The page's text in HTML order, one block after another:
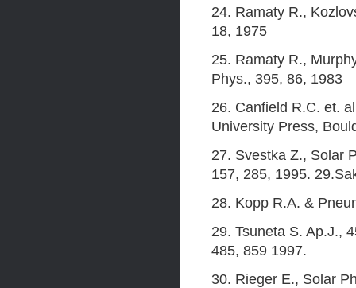
24. Ramaty R.,
18, 1975
25. Ramaty R.,
Phys., 395, 86, 1983
26. Canfield R.C. et.
University Press,
27. Svestka Z., Solar
157, 285, 1995.
28. Kopp R.A. &
29. Tsuneta S. Ap.J.,
485, 859 1997.
30. Rieger E., Solar